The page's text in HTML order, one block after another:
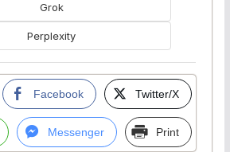
Grok
Perplexity
Facebook Twitter/X
Messenger Print